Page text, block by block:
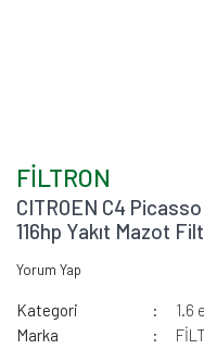
FİLTRON
CITROEN C4
116hp Yakıt Mazot
Yorum Yap
Kategori
1.6
Marka